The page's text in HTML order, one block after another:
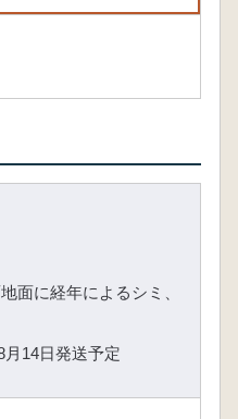
面に経年によるシミ、
月14日発送予定